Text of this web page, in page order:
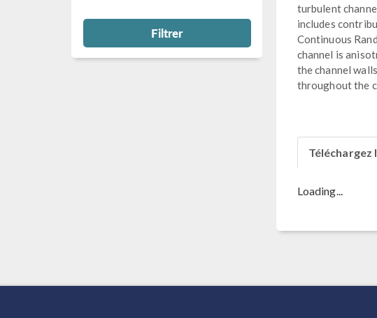
Filtrer
turbulent
includes
Continuous
channel is
the channel
throughout the
Téléchargez
Loading...